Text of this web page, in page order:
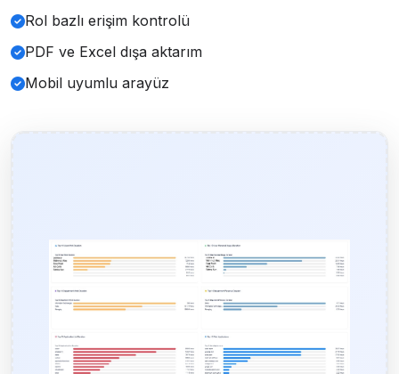
Rol bazlı erişim kontrolü
PDF ve Excel dışa aktarım
Mobil uyumlu arayüz